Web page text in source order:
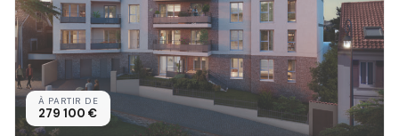
À PARTIR DE
279 100 €